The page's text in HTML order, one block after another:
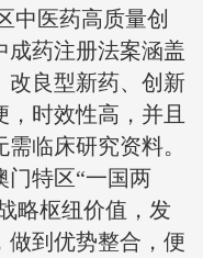
中医药高质量创
成药注册法案涵盖
改良型新药、创新
时效性高，并且
临床研究资料。
门特区“一国两
略枢纽价值，发
做到优势整合，便